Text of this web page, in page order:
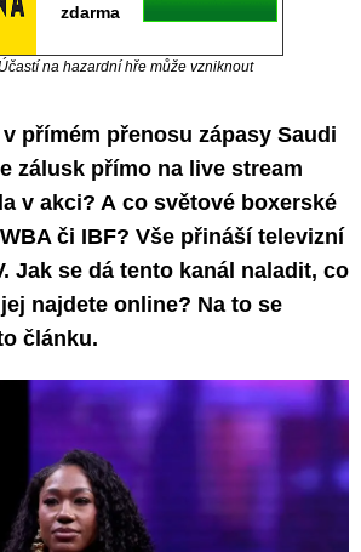
zdarma
na hazardní hře může vzniknout
přímém přenosu zápasy Saudi
zálusk přímo na live stream
v akci? A co světové boxerské
či IBF? Vše přináší televizní
Jak se dá tento kanál naladit, co
najdete online? Na to se
článku.